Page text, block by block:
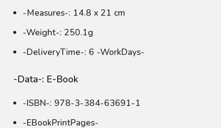
-Measures-: 14.8 x 21 cm
-Weight-: 250.1g
-DeliveryTime-: 6 -WorkDays-
-Data-: E-Book
-ISBN-: 978-3-384-63691-1
-EBookPrintPages-